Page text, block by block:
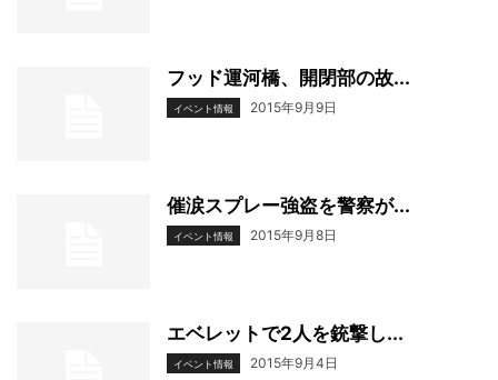
フッド運河橋、開閉部の故...
イベント情報 2015年9月9日
催涙スプレー強盗を警察が...
イベント情報 2015年9月8日
エベレットで2人を銃撃し...
イベント情報 2015年9月4日